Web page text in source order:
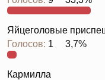
Яйцеголовые
Голосов: 1 3,7%
Кармилла